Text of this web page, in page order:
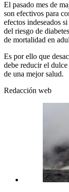
El pasado mes de
son efectivos para
efectos indeseados
del riesgo de
de mortalidad en
Es por ello que
debe reducir el dulce
de una mejor salud.
Redacción web